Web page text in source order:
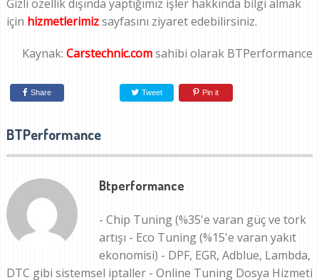
Gizli özellik dışında yaptığımız işler hakkında bilgi almak
için hizmetlerimizsayfasını ziyaret edebilirsiniz.
Kaynak:Carstechnic.comsahibi olarak BTPerformance
Share Tweet Pin it
BTPerformance
Btperformance
- Chip Tuning (%35'e varan güç ve tork
artışı - Eco Tuning (%15'e varan yakıt
ekonomisi) - DPF, EGR, Adblue, Lambda,
DTC gibi sistemsel iptaller - Online Tuning Dosya Hizmeti